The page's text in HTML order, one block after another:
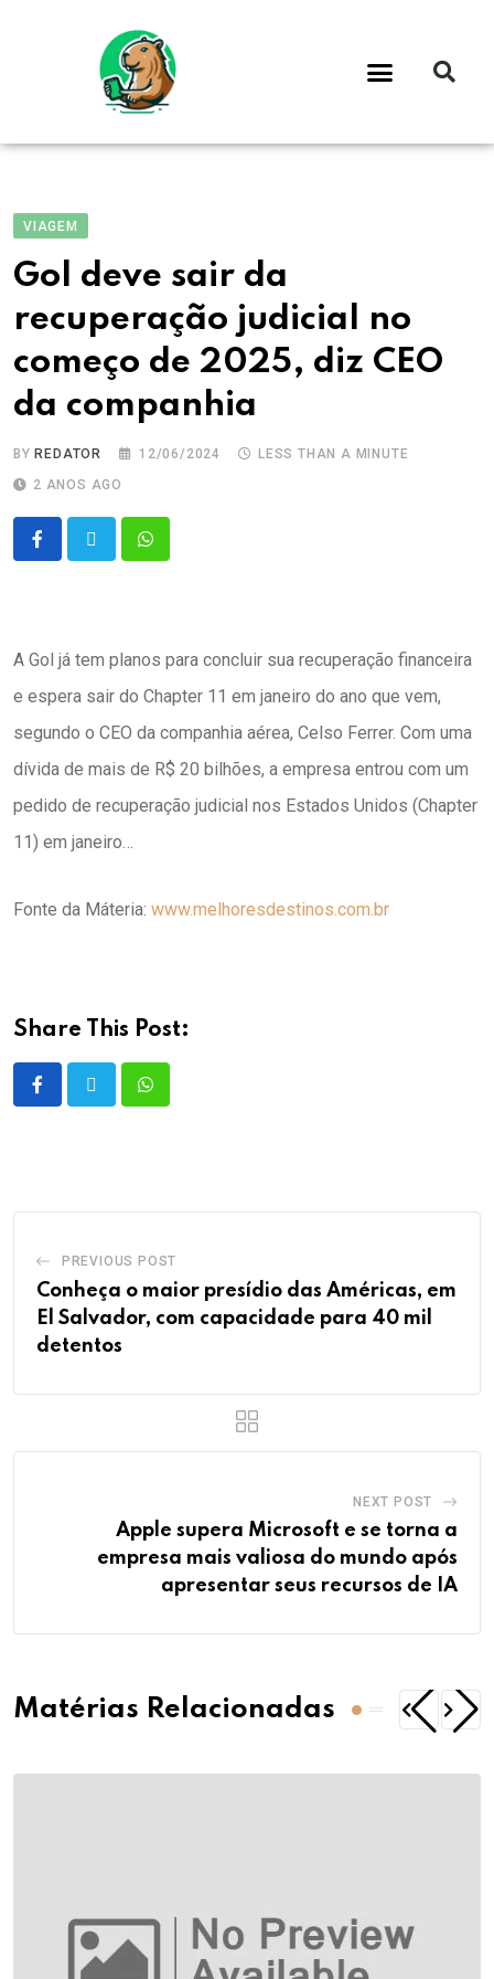
VIAGEM
Gol deve sair da
recuperação judicial no
começo de 2025, diz CEO
da companhia
BY REDATOR 12/06/2024
LESS THAN A MINUTE
2 ANOS AGO
A Gol já tem planos para concluir sua recuperação financeira
e espera sair do Chapter 11 em janeiro do ano que vem,
segundo o CEO da companhia aérea, Celso Ferrer. Com uma
dívida de mais de R$ 20 bilhões, a empresa entrou com um
pedido de recuperação judicial nos Estados Unidos (Chapter
11) em janeiro…
Fonte da Máteria: www.melhoresdestinos.com.br
Share This Post:
PREVIOUS POST
Conheça o maior presídio das Américas, em
El Salvador, com capacidade para 40 mil
detentos
NEXT POST
Apple supera Microsoft e se torna a
empresa mais valiosa do mundo após
apresentar seus recursos de IA
Matérias Relacionadas